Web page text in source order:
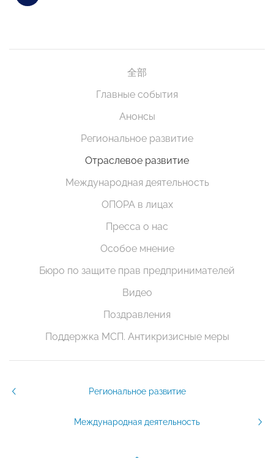
全部
Главные события
Анонсы
Региональное развитие
Отраслевое развитие
Международная деятельность
ОПОРА в лицах
Пресса о нас
Особое мнение
Бюро по защите прав предпринимателей
Видео
Поздравления
Поддержка МСП. Антикризисные меры
Региональное развитие
Международная деятельность